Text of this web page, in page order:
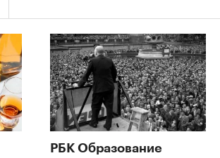
РБК Образование